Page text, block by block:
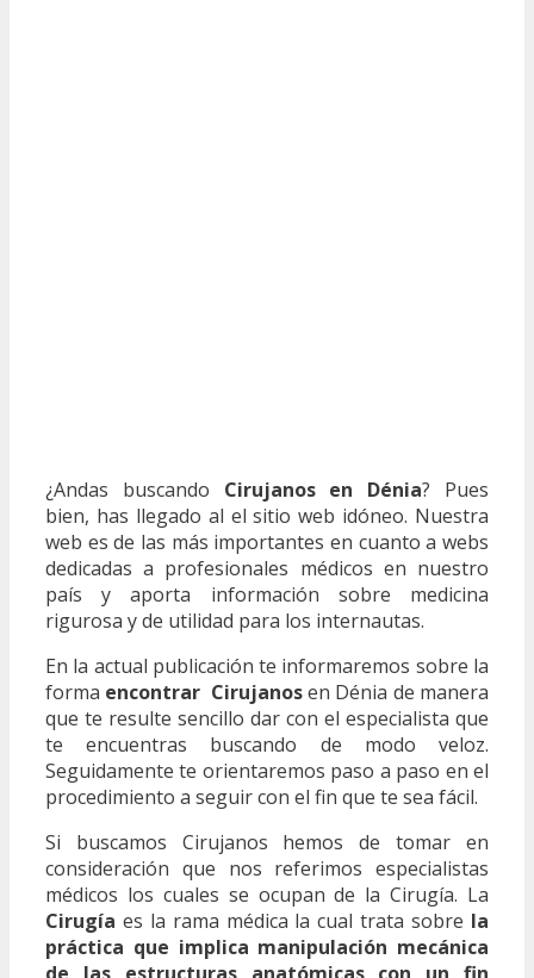
¿Andas buscando Cirujanos en Dénia? Pues
bien, has llegado al el sitio web idóneo. Nuestra
web es de las más importantes en cuanto a webs
dedicadas a profesionales médicos en nuestro
país y aporta información sobre medicina
rigurosa y de utilidad para los internautas.
En la actual publicación te informaremos sobre la
forma encontrar Cirujanosen Dénia de manera
que te resulte sencillo dar con el especialista que
te encuentras buscando de modo veloz.
Seguidamente te orientaremos paso a paso en el
procedimiento a seguir con el fin que te sea fácil.
Si buscamos Cirujanos hemos de tomar en
consideración que nos referimos especialistas
médicos los cuales se ocupan de la Cirugía. La
Cirugía es la rama médica la cual trata sobre la
práctica que implica manipulación mecánica